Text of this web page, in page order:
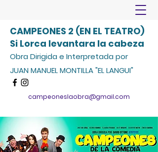
CAMPEONES 2 (EN EL TEATRO)
Si Lorca levantara la cabeza
Obra Dirigida e Interpretada por
JUAN MANUEL MONTILLA "EL LANGUI"
campeoneslaobra@gmail.com